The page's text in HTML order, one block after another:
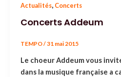
Actualités, Concerts
Concerts Addeum
TEMPO/31 mai 2015
Le choeur Addeum vous
dans la musique française a